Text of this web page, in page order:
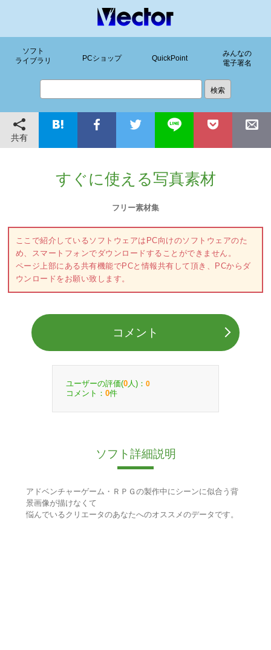
ソフト
ライブラリ
PCショップ QuickPoint
みんなの
電子署名
共有
すぐに使える写真素材
フリー素材集
ここで紹介しているソフトウェアはPC向けのソフトウェアのた
め、スマートフォンでダウンロードすることができません。
ページ上部にある共有機能でPCと情報共有して頂き、PCからダ
ウンロードをお願い致します。
コメント
ユーザーの評価(0 人)： 0
コメント： 0件
ソフト詳細説明
アドベンチャーゲーム・ＲＰＧの製作中にシーンに似合う背
景画像が描けなくて
悩んでいるクリエータのあなたへのオススメのデータです。